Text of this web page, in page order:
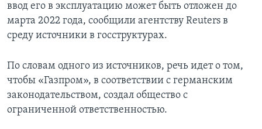
ввод его в эксплуатацию может быть отложен до
марта 2022 года, сообщили агентству Reuters в
среду источники в госструктурах.
По словам одного из источников, речь идет о том,
чтобы «Газпром», в соответствии с германским
законодательством, создал общество с
ограниченной ответственностью.